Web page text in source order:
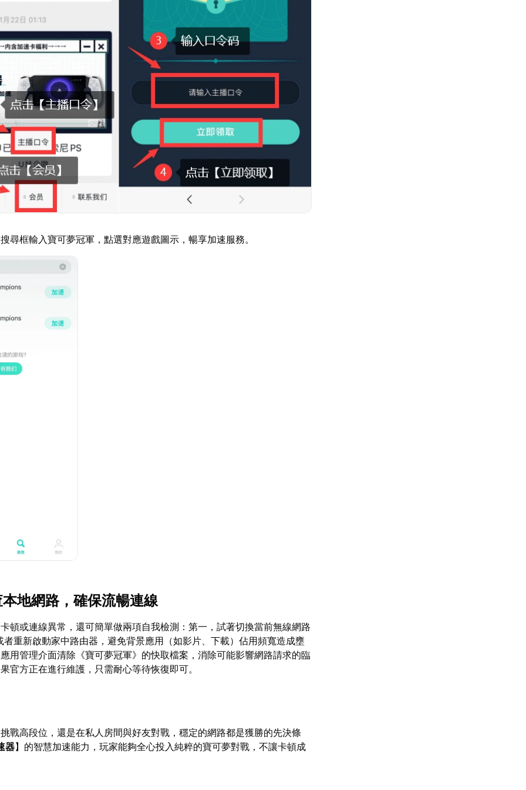
尋框輸入寶可夢冠軍，點選對應遊戲圖示，暢享加速服務。
地網路，確保流暢連線
頓或連線異常，還可簡單做兩項自我檢測：第一，試著切換當前無線網路
者重新啟動家中路由器，避免背景應用（如影片、下載）佔用頻寬造成壅
用管理介面清除《寶可夢冠軍》的快取檔案，消除可能影響網路請求的臨
官方正在進行維護，只需耐心等待恢復即可。
戰高段位，還是在私人房間與好友對戰，穩定的網路都是獲勝的先決條
器】的智慧加速能力，玩家能夠全心投入純粹的寶可夢對戰，不讓卡頓成